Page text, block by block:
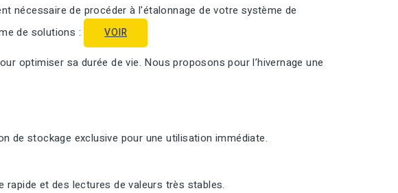
nécessaire de procéder à l'étalonnage de votre système de
de solutions :
VOIR
optimiser sa durée de vie. Nous proposons pour l’hivernage une
de stockage exclusive pour une utilisation immédiate.
et des lectures de valeurs très stables.